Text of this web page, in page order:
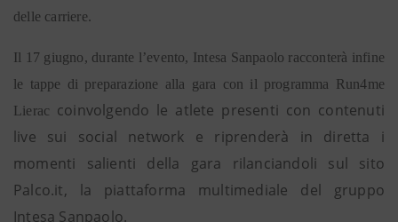
delle carriere.
Il 17 giugno, durante l’evento, Intesa Sanpaolo racconterà infine
le tappe di preparazione alla gara con il programma Run4me
Lierac coinvolgendo le atlete presenti con contenuti
live sui social network e riprenderà in diretta i
momenti salienti della gara rilanciandoli sul sito
Palco.it, la piattaforma multimediale del gruppo
Intesa Sanpaolo.